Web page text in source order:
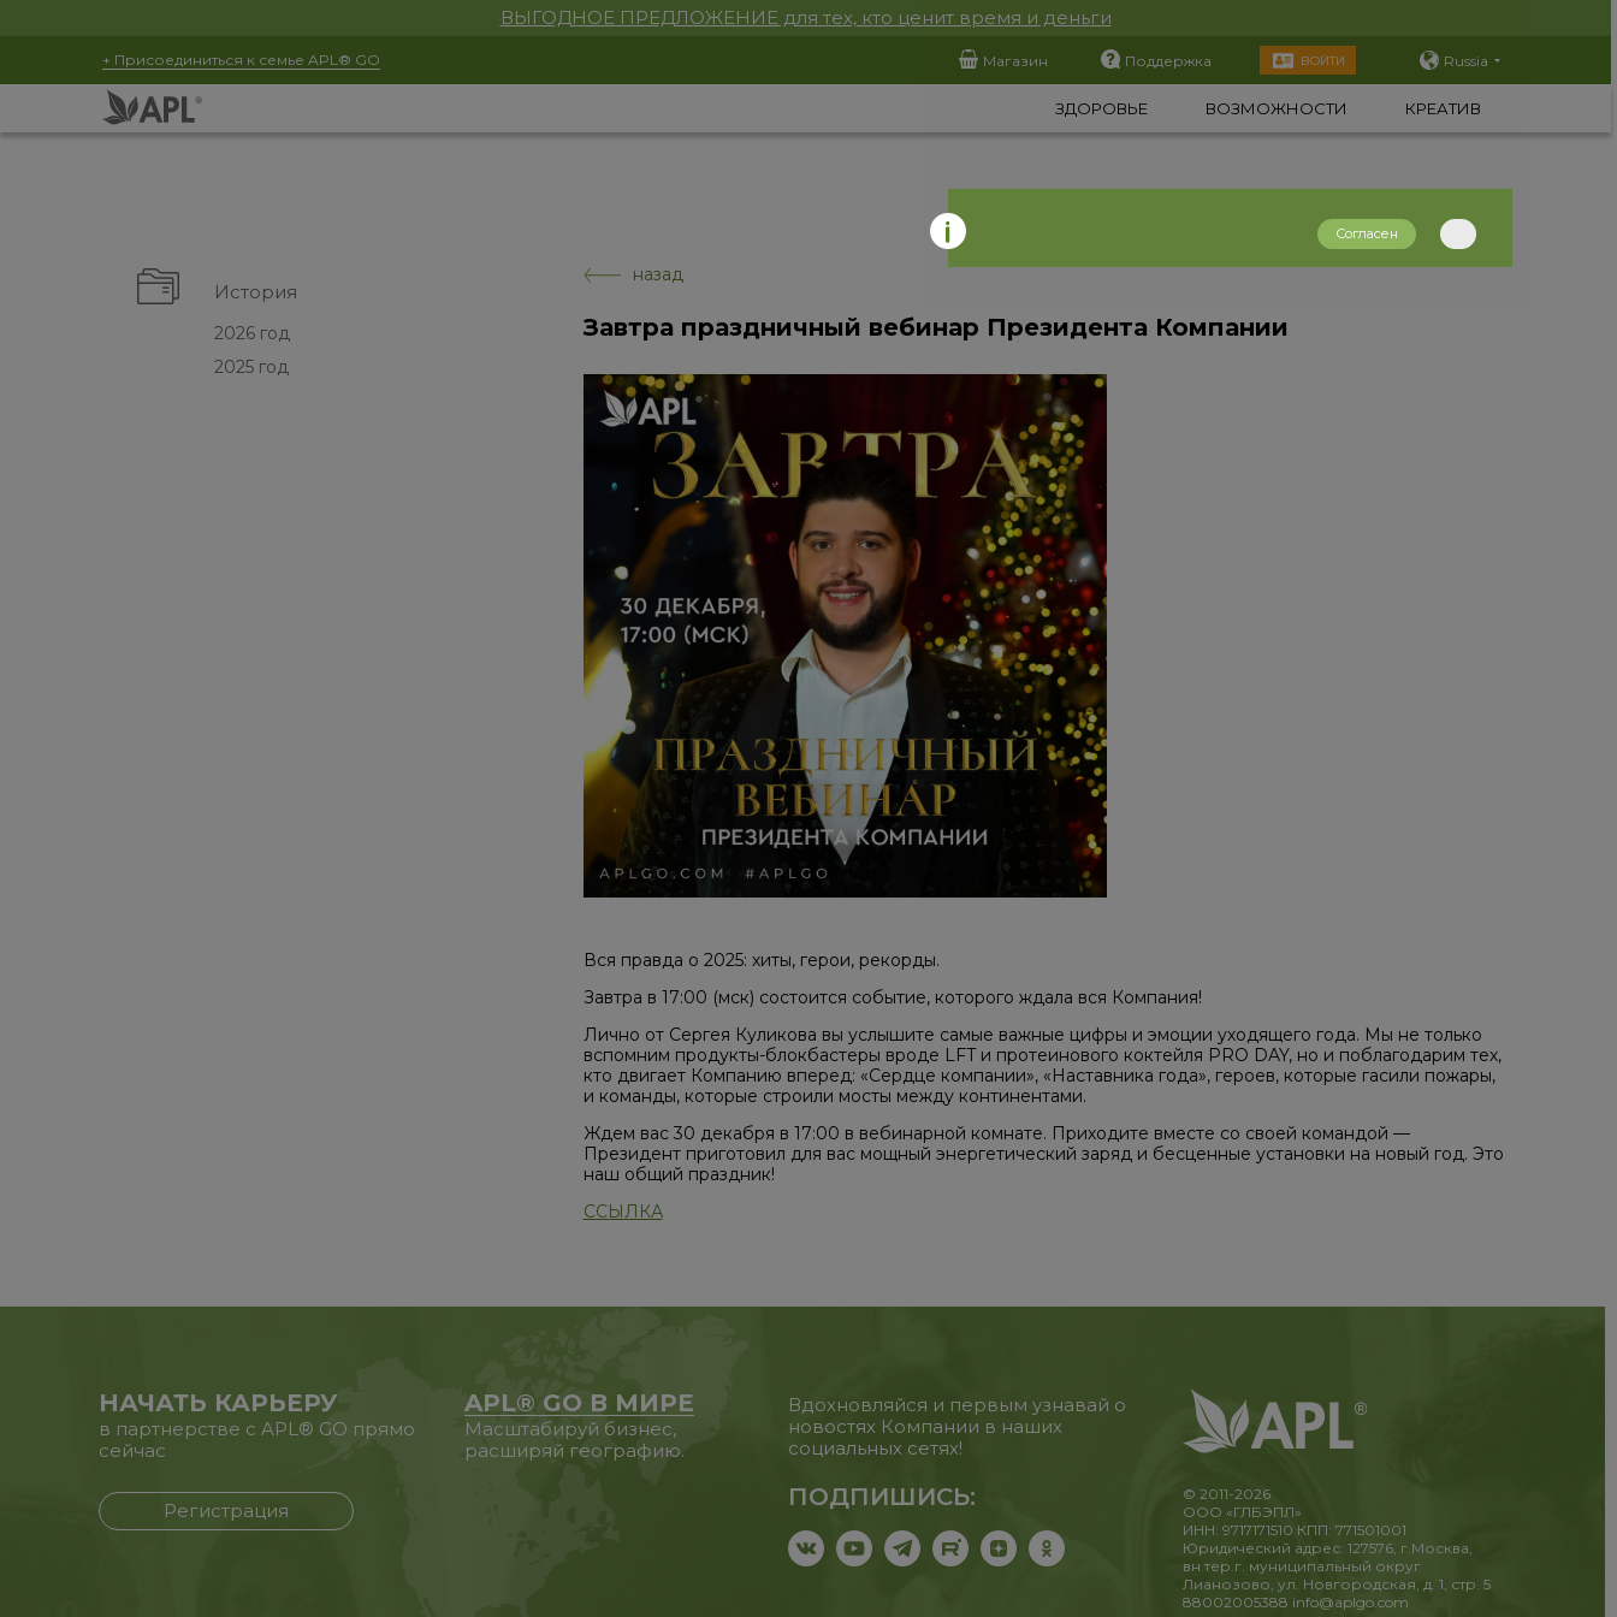
ВЫГОДНОЕ ПРЕДЛОЖЕНИЕ для тех, кто ценит время и деньги
+ Присоединиться к семье APL® GO Магазин Поддержка ВОЙТИ Russia
ЗДОРОВЬЕ ВОЗМОЖНОСТИ КРЕАТИВ
История
2026 год
2025 год
назад
Завтра праздничный вебинар Президента Компании
Вся правда о 2025: хиты, герои, рекорды.
Завтра в 17:00 (мск) состоится событие, которого ждала вся Компания!
Лично от Сергея Куликова вы услышите самые важные цифры и эмоции уходящего года. Мы не только
вспомним продукты-блокбастеры вроде LFT и протеинового коктейля PRO DAY, но и поблагодарим тех,
кто двигает Компанию вперед: «Сердце компании», «Наставника года», героев, которые гасили пожары,
и команды, которые строили мосты между континентами.
Ждем вас 30 декабря в 17:00 в вебинарной комнате. Приходите вместе со своей командой —
Президент приготовил для вас мощный энергетический заряд и бесценные установки на новый год. Это
наш общий праздник!
ССЫЛКА
НАЧАТЬ КАРЬЕРУ
в партнерстве с APL® GO прямо
сейчас
Регистрация
APL® GO В МИРЕ
Масштабируй бизнес,
расширяй географию.
Вдохновляйся и первым узнавай о
новостях Компании в наших
социальных сетях!
ПОДПИШИСЬ:
© 2011-2026
ООО «ГЛБЭПЛ»
ИНН: 9717171510 КПП: 771501001
Юридический адрес: 127576, г.Москва,
вн.тер.г. муниципальный округ
Лианозово, ул. Новгородская, д. 1, стр. 5
88002005388 info@aplgo.com
Согласен